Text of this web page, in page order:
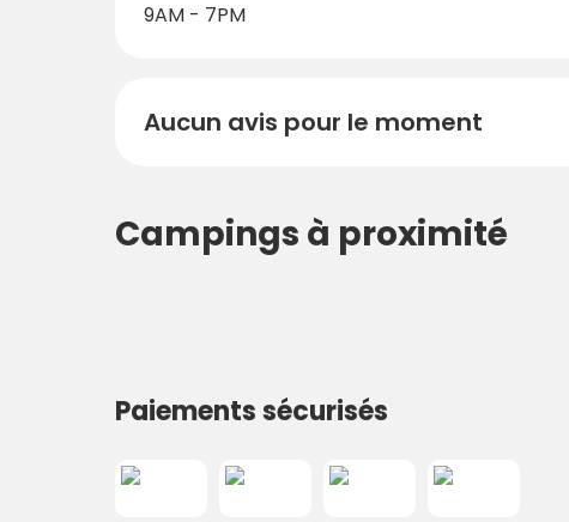
9AM - 7PM
Aucun avis pour le moment
Campings à proximité
Paiements sécurisés